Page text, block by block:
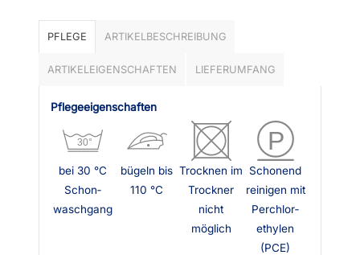
PFLEGE ARTIKELBESCHREIBUNG
ARTIKELEIGENSCHAFTEN LIEFERUMFANG
Pflegeeigenschaften
bei 30 °C
Schon­
waschgang
bügeln bis
110 °C
Trocknen im
Trockner
nicht
möglich
Schonend
reinigen mit
Perchlor­
ethylen
(PCE)